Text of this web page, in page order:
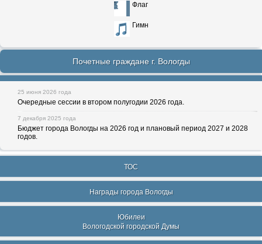
Флаг
Гимн
Почетные граждане г. Вологды
25 июня 2026 года
Очередные сессии в втором полугодии 2026 года.
7 декабря 2025 года
Бюджет города Вологды на 2026 год и плановый период 2027 и 2028
годов.
ТОС
Награды города Вологды
Юбилеи
Вологодской городской Думы